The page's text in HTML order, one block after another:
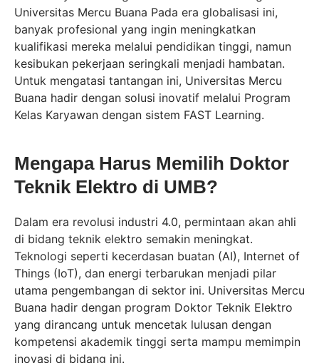
Universitas Mercu Buana Pada era globalisasi ini,
banyak profesional yang ingin meningkatkan
kualifikasi mereka melalui pendidikan tinggi, namun
kesibukan pekerjaan seringkali menjadi hambatan.
Untuk mengatasi tantangan ini, Universitas Mercu
Buana hadir dengan solusi inovatif melalui Program
Kelas Karyawan dengan sistem FAST Learning.
Mengapa Harus Memilih Doktor
Teknik Elektro di UMB?
Dalam era revolusi industri 4.0, permintaan akan ahli
di bidang teknik elektro semakin meningkat.
Teknologi seperti kecerdasan buatan (AI), Internet of
Things (IoT), dan energi terbarukan menjadi pilar
utama pengembangan di sektor ini. Universitas Mercu
Buana hadir dengan program Doktor Teknik Elektro
yang dirancang untuk mencetak lulusan dengan
kompetensi akademik tinggi serta mampu memimpin
inovasi di bidang ini.